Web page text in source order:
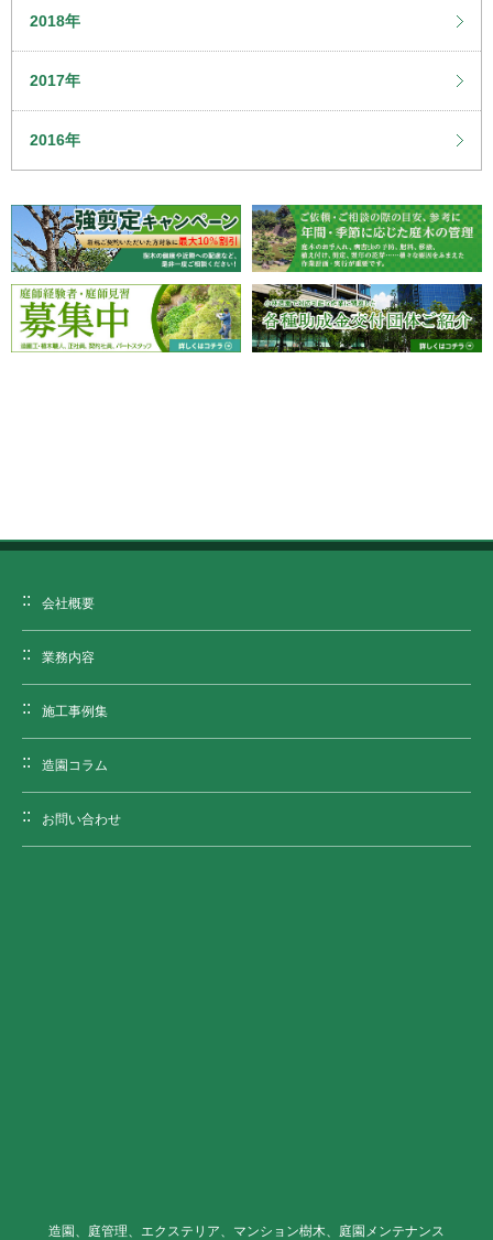
2018年
2017年
2016年
会社概要
業務内容
施工事例集
造園コラム
お問い合わせ
造園、庭管理、エクステリア、マンション樹木、庭園メンテナンス